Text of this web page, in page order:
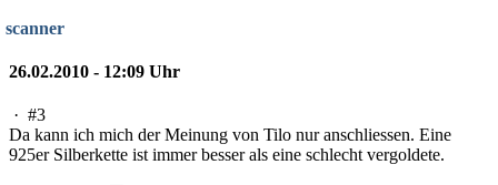
scanner
26.02.2010 - 12:09 Uhr
· #3
Da kann ich mich der Meinung von Tilo nur anschliessen. Eine
925er Silberkette ist immer besser als eine schlecht vergoldete.